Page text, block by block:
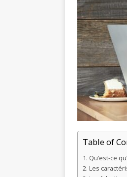
Table of
Qu’est-ce
Les